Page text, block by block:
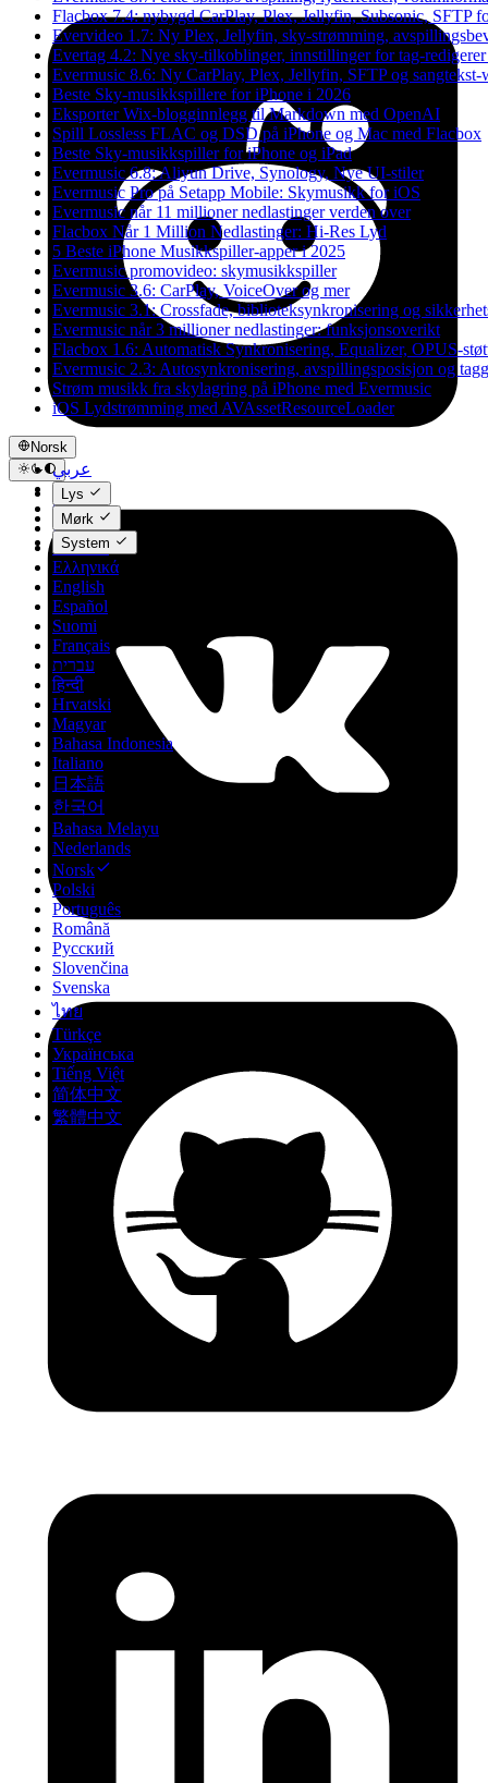
Flacbox 7.4: nybygd CarPlay, Plex, Jellyfin, Subsonic, SFTP
Evervideo 1.7: Ny Plex, Jellyfin, sky-strømming,
Evertag 4.2: Nye sky-tilkoblinger, innstillinger for tag-
Evermusic 8.6: Ny CarPlay, Plex, Jellyfin, SFTP og sangtekst-
Beste Sky-musikkspillere for iPhone i 2026
Eksporter Wix-blogginnlegg til Markdown med OpenAI
Spill Lossless FLAC og DSD på iPhone og Mac med Flacbox
Beste Sky-musikkspiller for iPhone og iPad
Evermusic 6.8: Aliyun Drive, Synology, Nye UI-stiler
Evermusic Pro på Setapp Mobile: Skymusikk for iOS
Evermusic når 11 millioner nedlastinger verden over
Flacbox Når 1 Million Nedlastinger: Hi-Res Lyd
5 Beste iPhone Musikkspiller-apper i 2025
Evermusic promovideo: skymusikkspiller
Evermusic 3.6: CarPlay, VoiceOver og mer
Evermusic 3.1: Crossfade, biblioteksynkronisering og
Evermusic når 3 millioner nedlastinger: funksjonsoverikt
Flacbox 1.6: Automatisk Synkronisering, Equalizer, OPUS-
Evermusic 2.3: Autosynkronisering, avspillingsposisjon og
Strøm musikk fra skylagring på iPhone med Evermusic
iOS Lydstrømming med AVAssetResourceLoader
Norsk
عربي
Català
Čeština
Dansk
Deutsch
Ελληνικά
English
Español
Suomi
Français
עברית
हिन्दी
Hrvatski
Magyar
Bahasa Indonesia
Italiano
日本語
한국어
Bahasa Melayu
Nederlands
Norsk
Polski
Português
Română
Русский
Slovenčina
Svenska
ไทย
Türkçe
Українська
Tiếng Việt
简体中文
繁體中文
Lys
Mørk
System